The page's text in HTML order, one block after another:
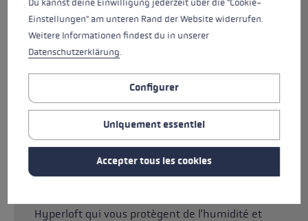
particulièrement importantes. La paume de la
main est en cuir de chèvre à 100 % et en
dilicone Nash, ce qui la rend à la fois adhérente
à la coque en céramique protègent vos mains
grande résistance à l'abrasion. Grâce aux
patchs Silicon Palm Grip, vous avez maintenant
une meilleure adhérence dans la paume de la
main et donc une meilleure tenue du bâton
que jamais. À cela s'ajoutent une membrane
Hyperloft qui vous protègent de l'humidité et
Du kannst deine Einwilligung jederzeit über die "Cookie-
Einstellungen" am unteren Rand der Website widerrufen.
Weitere Informationen findest du in unserer
Datenschutzerklärung.
Configurer
Uniquement essentiel
Accepter tous les cookies